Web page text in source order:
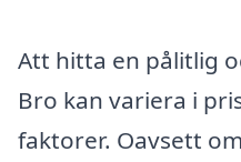
Att hitta en pålitlig
Bro kan variera i
faktorer. Oavsett